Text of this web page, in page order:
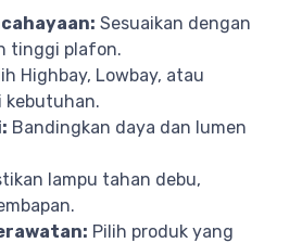
Sesuaikan dengan
tinggi plafon.
Highbay, Lowbay, atau
kebutuhan.
Bandingkan daya dan lumen
lampu tahan debu,
Pilih produk yang